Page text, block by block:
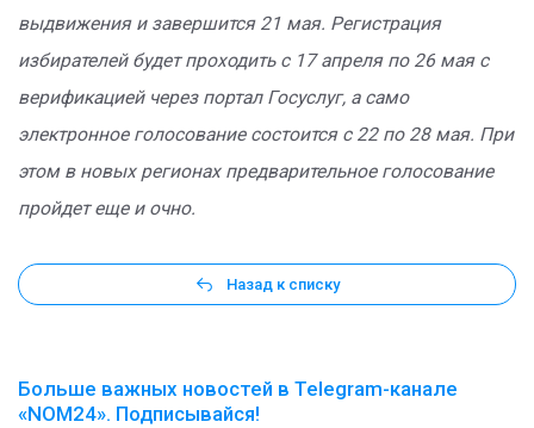
выдвижения и завершится 21 мая. Регистрация
избирателей будет проходить с 17 апреля по 26 мая с
верификацией через портал Госуслуг, а само
электронное голосование состоится с 22 по 28 мая. При
этом в новых регионах предварительное голосование
пройдет еще и очно.
Назад к списку
Больше важных новостей в Telegram-канале
«NOM24». Подписывайся!